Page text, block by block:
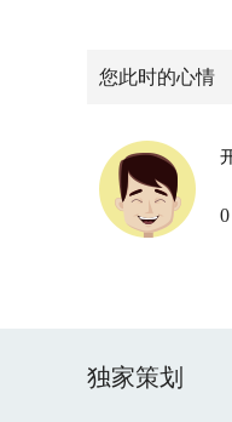
您此时的心情
0
独家策划